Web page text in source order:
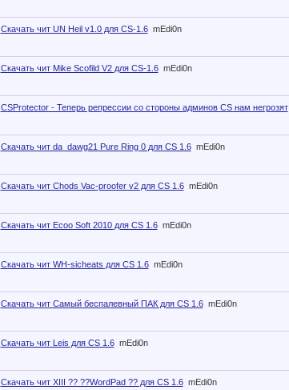
Скачать чит UN Heil v1.0 для CS-1.6 mEdi0n
Скачать чит Mike Scofild V2 для CS-1.6 mEdi0n
CSProtector - Теперь репрессии со стороны админов CS нам негрозят
Скачать чит da_dawg21 Pure Ring 0 для CS 1.6 mEdi0n
Скачать чит Chods Vac-proofer v2 для CS 1.6 mEdi0n
Скачать чит Ecoo Soft 2010 для CS 1.6 mEdi0n
Скачать чит WH-sicheats для CS 1.6 mEdi0n
Скачать чит Самый беспалевный ПАК для CS 1.6 mEdi0n
Скачать чит Leis для CS 1.6 mEdi0n
Скачать чит XIII ?? ??WordPad ?? для CS 1.6 mEdi0n